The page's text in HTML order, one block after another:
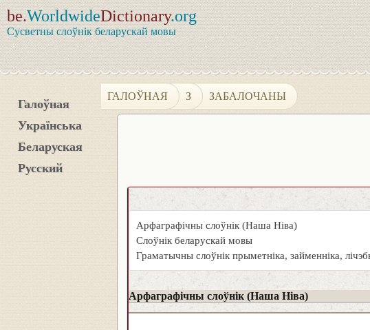
be.WorldwideDictionary.org
Сусветны слоўнік беларускай мовы
Галоўная
Українська
Беларуская
Русский
ГАЛОЎНАЯ З ЗАБАЛОЧАНЫ
Арфаграфічны слоўнік (Наша Ніва)
Слоўнік беларускай мовы
Граматычны слоўнік прыметніка, займенніка,
Арфаграфічны слоўнік (Наша Ніва)